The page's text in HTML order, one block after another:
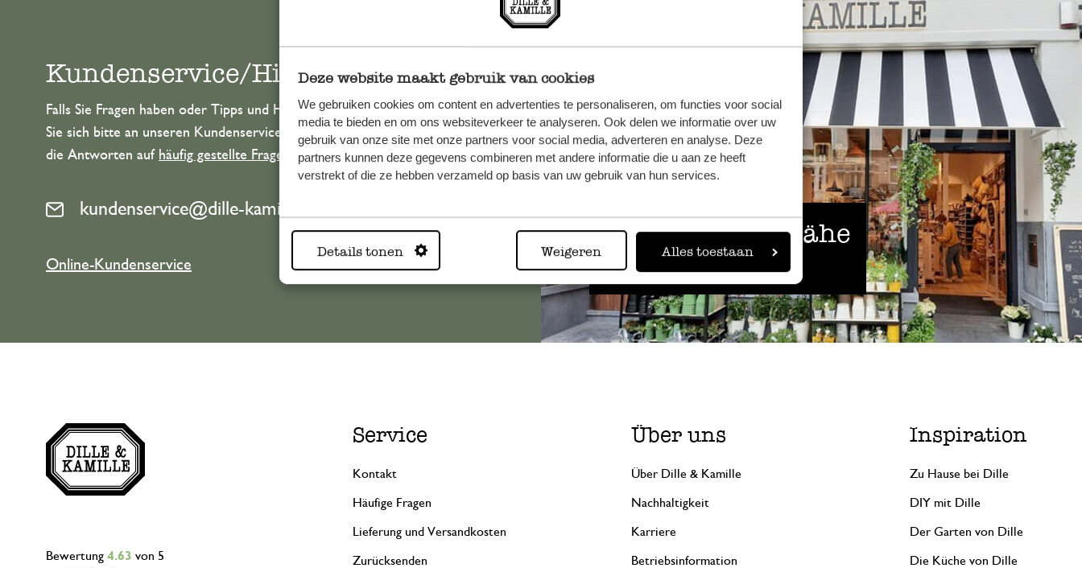
Deze website maakt gebruik van cookies
We gebruiken cookies om content en advertenties te personaliseren, om functies voor social
media te bieden en om ons websiteverkeer te analyseren. Ook delen we informatie over uw
gebruik van onze site met onze partners voor social media, adverteren en analyse. Deze
partners kunnen deze gegevens combineren met andere informatie die u aan ze heeft
verstrekt of die ze hebben verzameld op basis van uw gebruik van hun services.
Details tonen Weigeren Alles toestaan
Immer in der Nähe
Alle 62 Geschäfte anzeigen
Kundenservice/Hilfe
Falls Sie Fragen haben oder Tipps und Hilfe brauchen, wenden
Sie sich bitte an unseren Kundenservice. Oder lesen Sie hier
die Antworten auf häufig gestellte Fragen
kundenservice@dille-kamille.at
Online-Kundenservice
Bewertung 4.63 von 5
Service
Kontakt
Häufige Fragen
Lieferung und Versandkosten
Zurücksenden
Über uns
Über Dille & Kamille
Nachhaltigkeit
Karriere
Betriebsinformation
Inspiration
Zu Hause bei Dille
DIY mit Dille
Der Garten von Dille
Die Küche von Dille